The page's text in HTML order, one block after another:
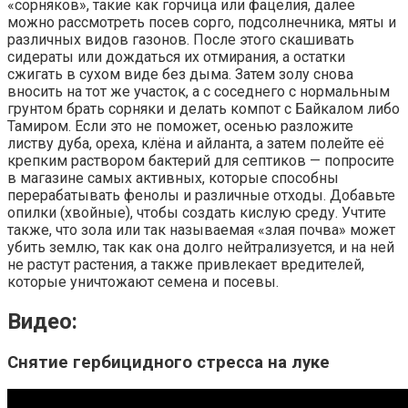
«сорняков», такие как горчица или фацелия, далее
можно рассмотреть посев сорго, подсолнечника, мяты и
различных видов газонов. После этого скашивать
сидераты или дождаться их отмирания, а остатки
сжигать в сухом виде без дыма. Затем золу снова
вносить на тот же участок, а с соседнего с нормальным
грунтом брать сорняки и делать компот с Байкалом либо
Тамиром. Если это не поможет, осенью разложите
листву дуба, ореха, клёна и айланта, а затем полейте её
крепким раствором бактерий для септиков — попросите
в магазине самых активных, которые способны
перерабатывать фенолы и различные отходы. Добавьте
опилки (хвойные), чтобы создать кислую среду. Учтите
также, что зола или так называемая «злая почва» может
убить землю, так как она долго нейтрализуется, и на ней
не растут растения, а также привлекает вредителей,
которые уничтожают семена и посевы.
Видео:
Снятие гербицидного стресса на луке